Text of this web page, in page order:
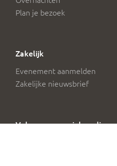
Plan je bezoek
Zakelijk
Evenement aanmelden
Zakelijke nieuwsbrief
Volg ons op social media